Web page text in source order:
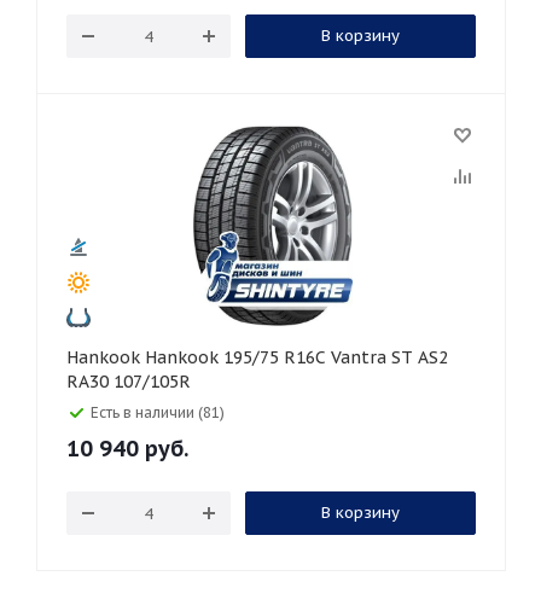
В корзину
Hankook Hankook 195/75 R16C Vantra ST AS2
RA30 107/105R
Есть в наличии (81)
10 940 руб.
В корзину